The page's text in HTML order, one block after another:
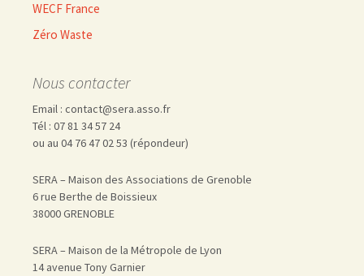
WECF France
Zéro Waste
Nous contacter
Email : contact@sera.asso.fr
Tél : 07 81 34 57 24
ou au 04 76 47 02 53 (répondeur)
SERA – Maison des Associations de Grenoble
6 rue Berthe de Boissieux
38000 GRENOBLE
SERA – Maison de la Métropole de Lyon
14 avenue Tony Garnier